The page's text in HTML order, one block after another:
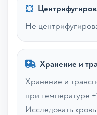
Не
Хранение и
Хранение и
при температуре
Исследовать